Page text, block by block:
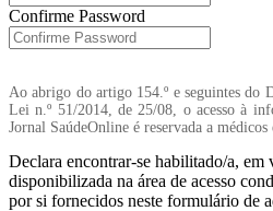
Confirme Password
Ao abrigo do artigo 154.º e seguintes do
Lei n.º 51/2014, de 25/08, o acesso à
Jornal SaúdeOnline é reservada a
Declara encontrar-se habilitado/a, em
disponibilizada na área de acesso
por si fornecidos neste formulário de